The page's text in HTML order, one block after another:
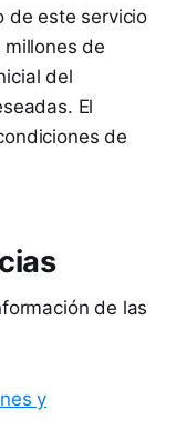
de este servicio
de
del
El
de
de las
y